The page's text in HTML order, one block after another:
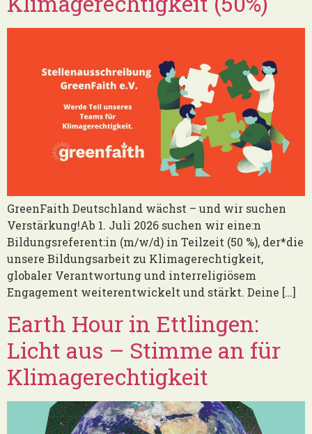
GreenFaith Deutschland wächst – und wir suchen
Verstärkung!Ab 1. Juli 2026 suchen wir eine:n
Bildungsreferent:in (m/w/d) in Teilzeit (50 %), der*die
unsere Bildungsarbeit zu Klimagerechtigkeit,
globaler Verantwortung und interreligiösem
Engagement weiterentwickelt und stärkt. Deine […]
Earth Hour in Ettlingen:
Licht aus – Stimme an für
Klimagerechtigkeit